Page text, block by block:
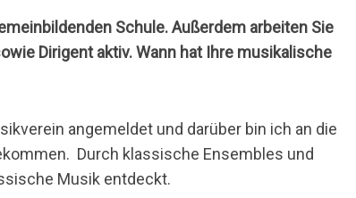
Schule. Außerdem arbeiten Sie
Dirigent aktiv. Wann hat Ihre musikalische
angemeldet und darüber bin ich an die
Durch klassische Ensembles und
Musik entdeckt.